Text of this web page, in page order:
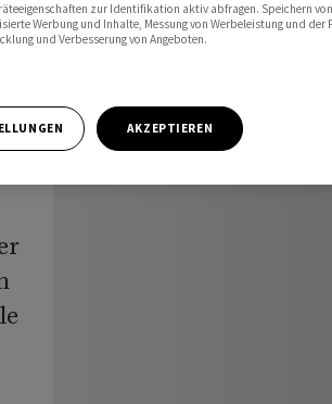
zur Identifikation aktiv abfragen. Speichern
Werbung und Inhalte, Messung von Werbeleistung und der
und Verbesserung von Angeboten.
AKZEPTIEREN